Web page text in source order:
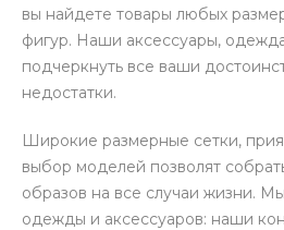
вы найдете товары любых
фигур. Наши аксессуары,
подчеркнуть все ваши
недостатки.
Широкие размерные сетки,
выбор моделей позволят
образов на все случаи жизни.
одежды и аксессуаров: наши